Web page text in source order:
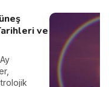
basit! Tek
sonuç
ve